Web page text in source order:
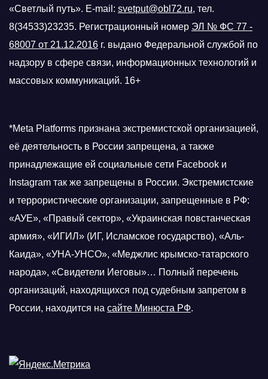
«Светлый путь». E-mail: svetput@obl72.ru, тел.
8(34533)23235. Регистрационный номер ЭЛ № ФС 77 -
68007 от 21.12.2016 г. выдано Федеральной службой по
надзору в сфере связи, информационных технологий и
массовых коммуникаций. 16+
*Meta Platforms признана экстремистской организацией,
её деятельность в России запрещена, а также
принадлежащие ей социальные сети Facebook и
Instagram так же запрещены в России. Экстремистские
и террористические организации, запрещенные в РФ:
«АУЕ», «Правый сектор», «Украинская повстанческая
армия», «ИГИЛ» (ИГ, Исламское государство), «Аль-
Каида», «УНА-УНСО», «Меджлис крымско-татарского
народа», «Свидетели Иеговы»… Полный перечень
организаций, находящихся под судебным запретом в
России, находится на сайте Минюста РФ.